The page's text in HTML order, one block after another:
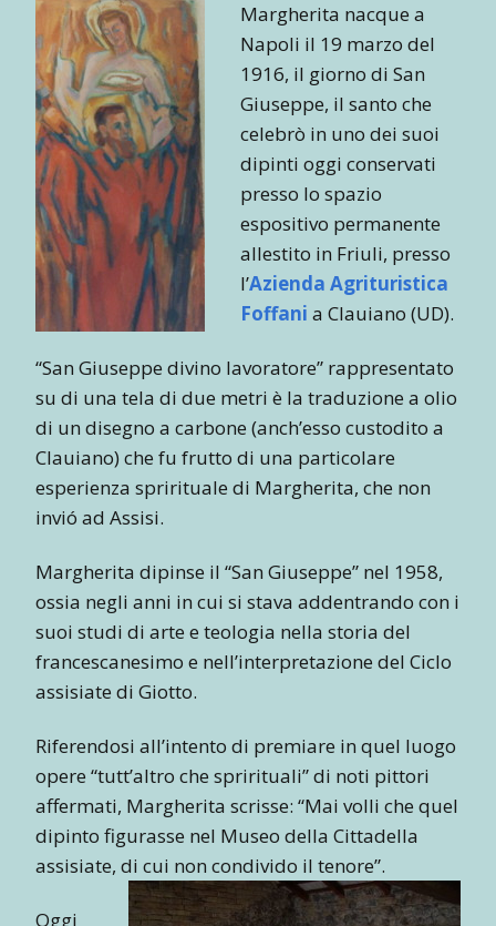
Margherita nacque a
Napoli il 19 marzo del
1916, il giorno di San
Giuseppe, il santo che
celebrò in uno dei suoi
dipinti oggi conservati
presso lo spazio
espositivo permanente
allestito in Friuli, presso
l’Azienda Agrituristica
Foffani a Clauiano (UD).
“San Giuseppe divino lavoratore” rappresentato
su di una tela di due metri è la traduzione a olio
di un disegno a carbone (anch’esso custodito a
Clauiano) che fu frutto di una particolare
esperienza sprirituale di Margherita, che non
invió ad Assisi.
Margherita dipinse il “San Giuseppe” nel 1958,
ossia negli anni in cui si stava addentrando con i
suoi studi di arte e teologia nella storia del
francescanesimo e nell’interpretazione del Ciclo
assisiate di Giotto.
Riferendosi all’intento di premiare in quel luogo
opere “tutt’altro che sprirituali” di noti pittori
affermati, Margherita scrisse: “Mai volli che quel
dipinto figurasse nel Museo della Cittadella
assisiate, di cui non condivido il tenore”.
Oggi